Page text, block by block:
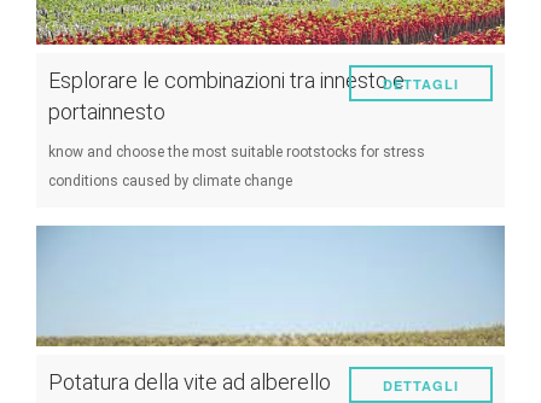
Esplorare le combinazioni tra innesto e
portainnesto
know and choose the most suitable rootstocks for stress
conditions caused by climate change
DETTAGLI
Potatura della vite ad alberello DETTAGLI